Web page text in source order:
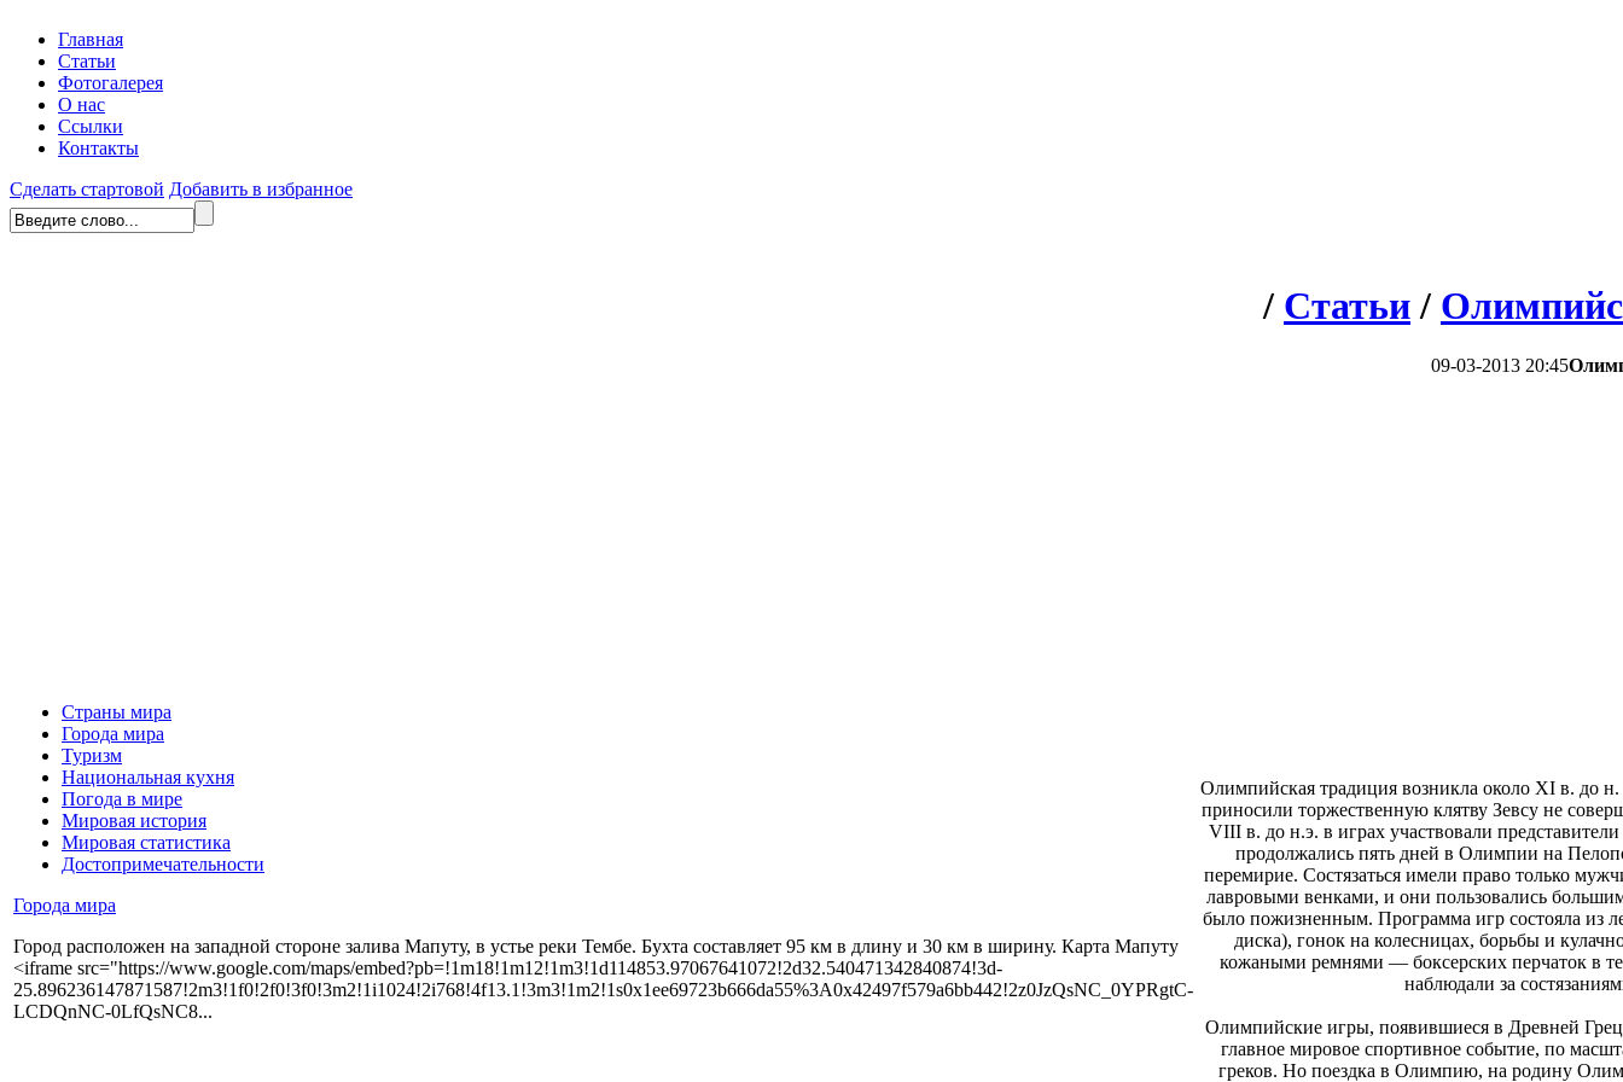
Главная
Статьи
Фотогалерея
О нас
Ссылки
Контакты
Сделать стартовой Добавить в избранное
Страны мира
Города мира
Туризм
Национальная кухня
Погода в мире
Мировая история
Мировая статистика
Достопримечательности
Города мира
Город расположен на западной стороне залива Мапуту, в устье реки Тембе. Бухта составляет 95 км в длину и 30 км в ширину. Карта Мапуту
<iframe src="https://www.google.com/maps/embed?pb=!1m18!1m12!1m3!1d114853.97067641072!2d32.540471342840874!3d-
25.896236147871587!2m3!1f0!2f0!3f0!3m2!1i1024!2i768!4f13.1!3m3!1m2!1s0x1ee69723b666da55%3A0x42497f579a6bb442!2z0JzQsNC_0YPRgtC-
LCDQnNC-0LfQsNC8...
/ Статьи/
09-03-2013 20:45
Олимпийская традиция возникла около XI в. до
приносили торжественную клятву Зевсу не
VIII в. до н.э. в играх участвовали
продолжались пять дней в Олимпии на
перемирие. Состязаться имели право только
лавровыми венками, и они пользовались
было пожизненным. Программа игр состояла из
диска), гонок на колесницах, борьбы и
кожаными ремнями — боксерских перчаток в
наблюдали за
Олимпийские игры, появившиеся в Древней
главное мировое спортивное событие, по
греков. Но поездка в Олимпию, на родину